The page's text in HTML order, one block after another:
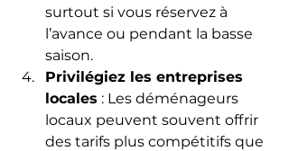
surtout si vous réservez à
l’avance ou pendant la basse
saison.
Privilégiez les entreprises
locales : Les déménageurs
locaux peuvent souvent offrir
des tarifs plus compétitifs que